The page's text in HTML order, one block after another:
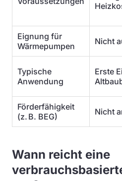
Eignung für
Wärmepumpen
Nicht
Typische
Anwendung
Erste
Förderfähigkeit
(z. B. BEG)
Nicht
Wann reicht eine